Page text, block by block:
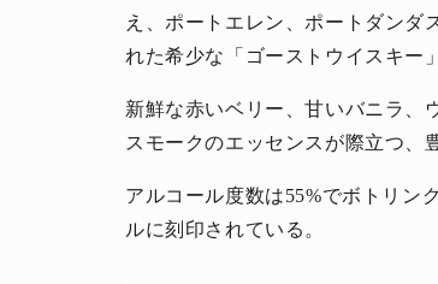
え、ポートエレン、ポートダンダ
れた希少な「ゴーストウイスキー
新鮮な赤いベリー、甘いバニラ、
スモークのエッセンスが際立つ、
アルコール度数は55%でボトリン
ルに刻印されている。